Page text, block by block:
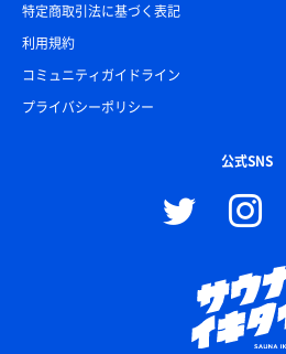
特定商取引法に基づく表記
利用規約
コミュニティガイドライン
プライバシーポリシー
公式SNS